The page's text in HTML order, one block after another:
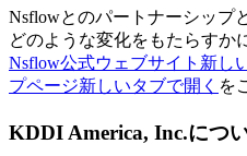
Nsflowとのパートナーシップ
どのような変化をもたらすか
Nsflow公式ウェブサイト 新し
プページ新しいタブで開く を
KDDI America, Inc.につ